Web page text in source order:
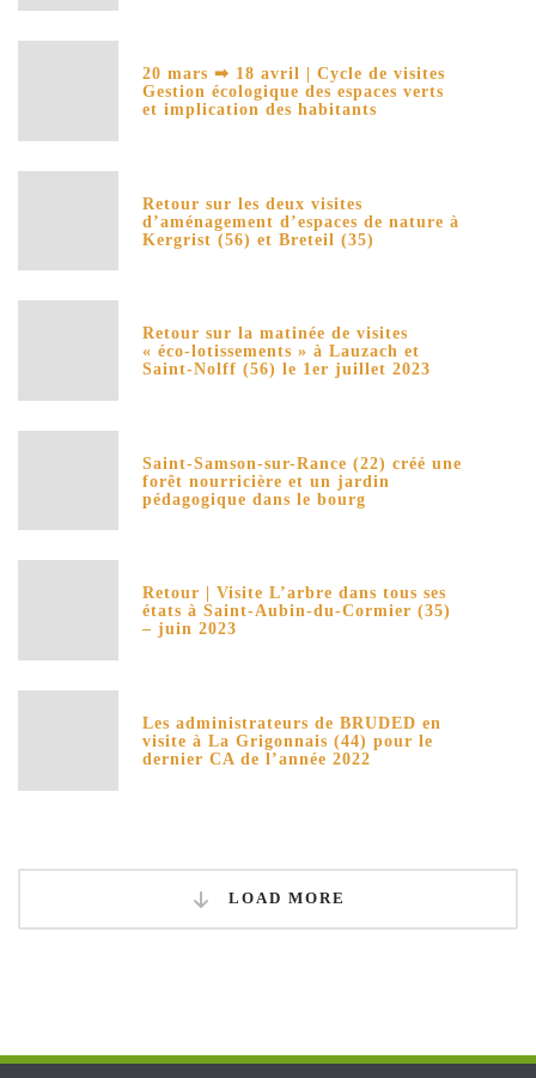
20 mars ➡ 18 avril | Cycle de visites
Gestion écologique des espaces verts
et implication des habitants
Retour sur les deux visites
d’aménagement d’espaces de nature à
Kergrist (56) et Breteil (35)
Retour sur la matinée de visites
« éco-lotissements » à Lauzach et
Saint-Nolff (56) le 1er juillet 2023
Saint-Samson-sur-Rance (22) créé une
forêt nourricière et un jardin
pédagogique dans le bourg
Retour | Visite L’arbre dans tous ses
états à Saint-Aubin-du-Cormier (35)
– juin 2023
Les administrateurs de BRUDED en
visite à La Grigonnais (44) pour le
dernier CA de l’année 2022
LOAD MORE